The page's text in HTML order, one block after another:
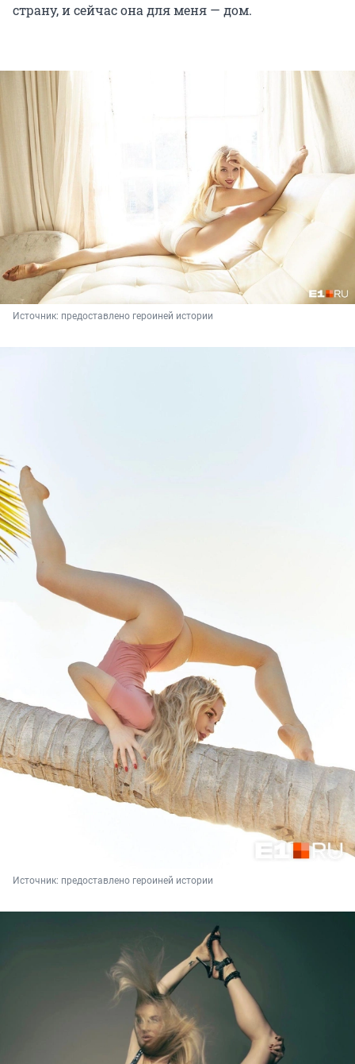
страну, и сейчас она для меня — дом.
Источник: предоставлено героиней истории
Источник: предоставлено героиней истории